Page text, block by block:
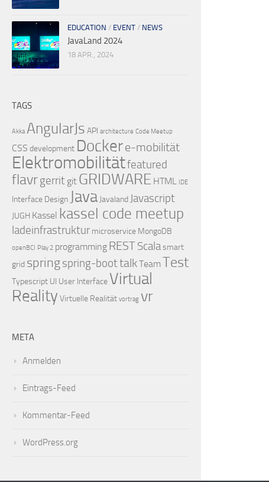
EDUCATION / EVENT / NEWS
JavaLand 2024
18 APR., 2024
TAGS
Akka AngularJs API architecture Code Meetup
CSS development Dockere-mobilität
Elektromobilitätfeatured
flavrgerrit git GRIDWARE HTML IDE
Interface Design Java Javaland Javascript
JUGH Kassel kassel code meetup
ladeinfrastruktur microservice MongoDB
openBCI Play 2 programming RESTScalasmart
grid springspring-boottalkTeamTest
Typescript UI User Interface Virtual
Reality Virtuelle Realität vortrag vr
META
Anmelden
Eintrags-Feed
Kommentar-Feed
WordPress.org